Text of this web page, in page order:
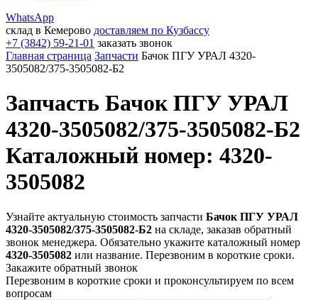
WhatsApp
склад в Кемерово доставляем по Кузбассу
+7 (3842) 59-21-01 заказать звонок
Главная страница Запчасти Бачок ПГУ УРАЛ 4320-
3505082/375-3505082-Б2
Запчасть Бачок ПГУ УРАЛ
4320-3505082/375-3505082-Б2
Каталожный номер: 4320-
3505082
Узнайте актуальную стоимость запчасти Бачок ПГУ УРАЛ
4320-3505082/375-3505082-Б2 на складе, заказав обратный
звонок менеджера. Обязательно укажите каталожный номер
4320-3505082 или название. Перезвоним в короткие сроки.
Закажите обратный звонок
Перезвоним в короткие сроки и проконсультируем по всем
вопросам